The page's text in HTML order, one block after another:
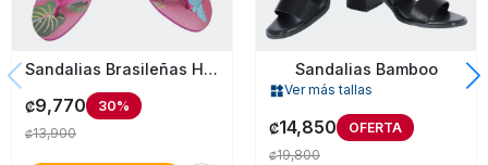
Sandalias Brasileñas Havaianas Para Mujer T.11-12
₡9,770 30%
₡13,900
Sandalias Bamboo
widgetsVer más tallas
₡14,850 OFERTA
₡19,800